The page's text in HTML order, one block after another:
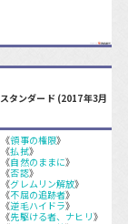
タンダード (2017年3月
領事の権限》
払拭》
自然のままに》
否認》
グレムリン解放》
不屈の追跡者》
逆毛ハイドラ》
先駆ける者、ナヒリ》